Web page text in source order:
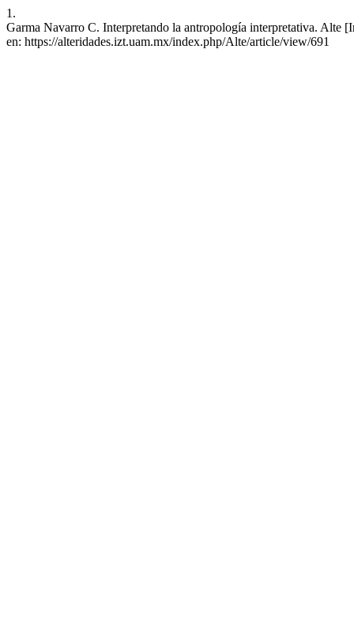
1.
Garma Navarro C. Interpretando la antropología interpretativa. Alte
en: https://alteridades.izt.uam.mx/index.php/Alte/article/view/691